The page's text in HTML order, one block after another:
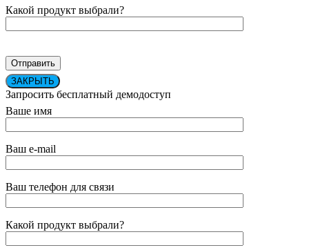
Какой продукт выбрали?
ЗАКРЫТЬ
Запросить бесплатный демодоступ
Ваше имя
Ваш e-mail
Ваш телефон для связи
Какой продукт выбрали?